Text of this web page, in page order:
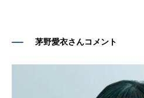
茅野愛衣さんコメント